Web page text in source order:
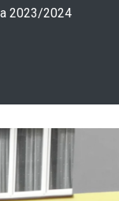
2023/2024